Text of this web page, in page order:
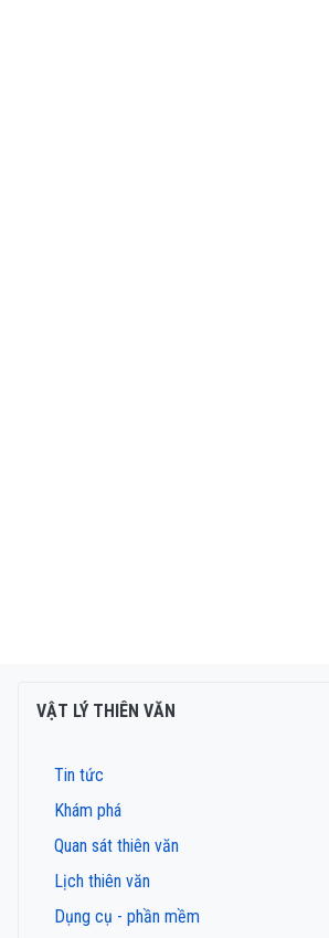
VẬT LÝ THIÊN VĂN
Tin tức
Khám phá
Quan sát thiên văn
Lịch thiên văn
Dụng cụ - phần mềm